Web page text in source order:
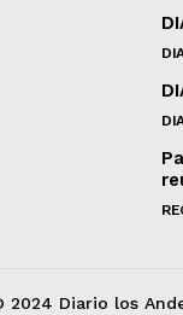
2024 Diario los